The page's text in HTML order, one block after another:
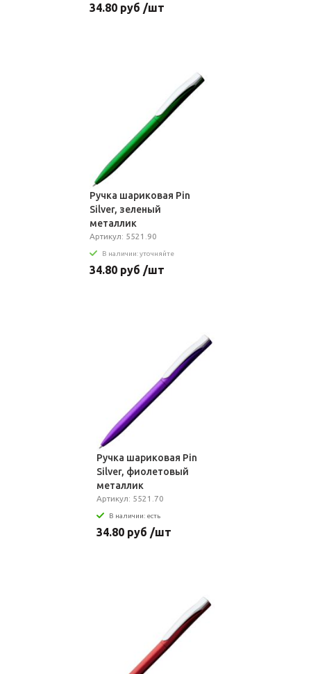
34.80 руб /шт
Ручка шариковая Pin
Silver, зеленый
металлик
Артикул: 5521.90
В наличии: уточняйте
34.80 руб /шт
Ручка шариковая Pin
Silver, фиолетовый
металлик
Артикул: 5521.70
В наличии: есть
34.80 руб /шт